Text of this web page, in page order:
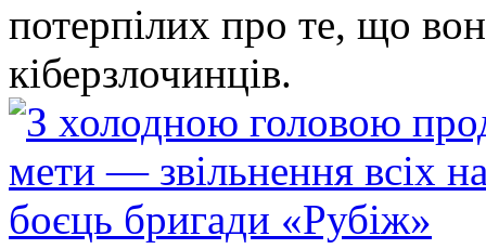
потерпілих про те, що
кіберзлочинців.